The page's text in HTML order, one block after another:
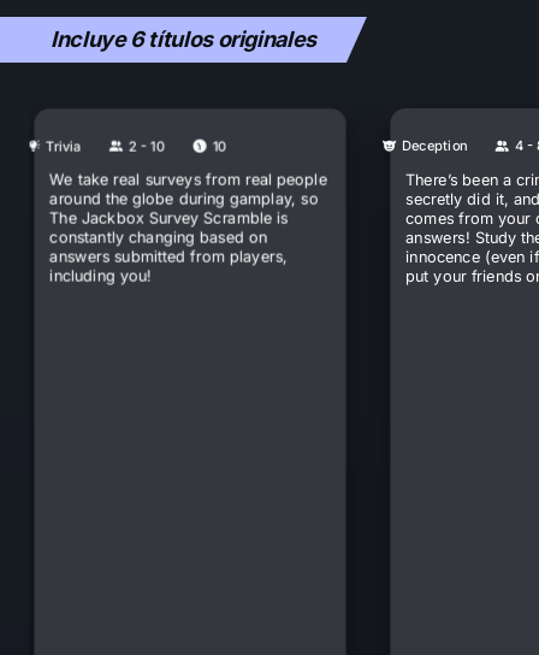
Incluye 6 títulos originales
Trivia 2 - 10 10
We take real surveys from real people
around the globe during gamplay, so
The Jackbox Survey Scramble is
constantly changing based on
answers submitted from players,
including you!
Deception 4 -
There’s been a
secretly did it,
comes from your
answers! Study
innocence (even
put your friends